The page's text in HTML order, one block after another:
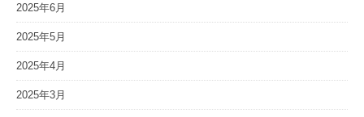
2025年6月
2025年5月
2025年4月
2025年3月